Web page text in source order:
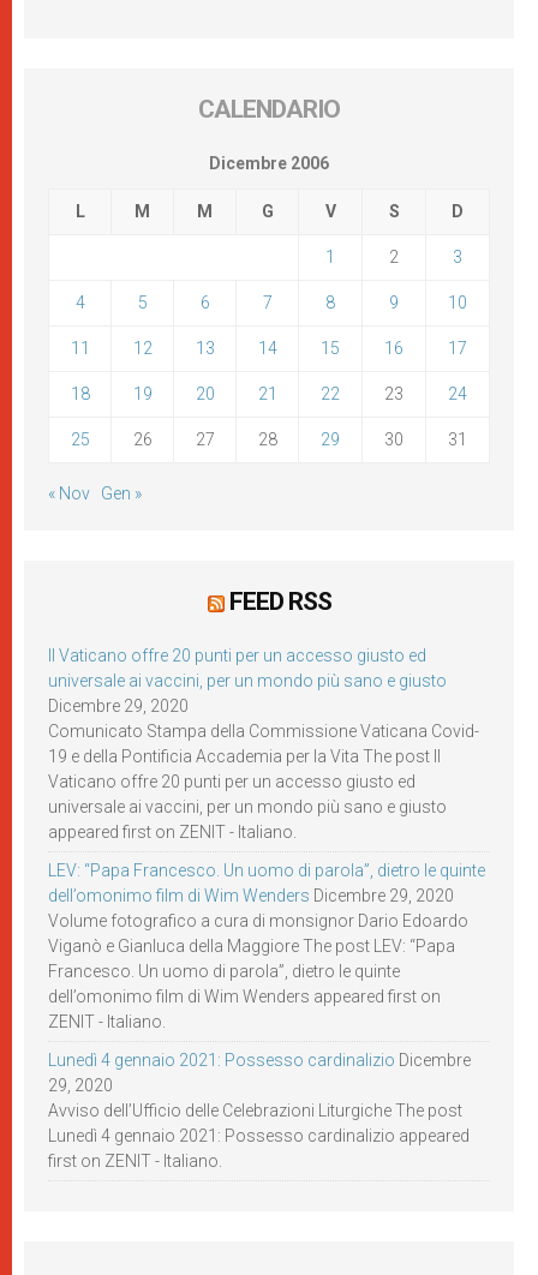
CALENDARIO
Dicembre 2006
L M M G V S D
1 2 3
4 5 6 7 8 9 10
11 12 13 14 15 16 17
18 19 20 21 22 23 24
25 26 27 28 29 30 31
« Nov Gen »
FEED RSS
Il Vaticano offre 20 punti per un accesso giusto ed
universale ai vaccini, per un mondo più sano e giusto
Dicembre 29, 2020
Comunicato Stampa della Commissione Vaticana Covid-
19 e della Pontificia Accademia per la Vita The post Il
Vaticano offre 20 punti per un accesso giusto ed
universale ai vaccini, per un mondo più sano e giusto
appeared first on ZENIT - Italiano.
LEV: “Papa Francesco. Un uomo di parola”, dietro le quinte
dell’omonimo film di Wim Wenders Dicembre 29, 2020
Volume fotografico a cura di monsignor Dario Edoardo
Viganò e Gianluca della Maggiore The post LEV: “Papa
Francesco. Un uomo di parola”, dietro le quinte
dell’omonimo film di Wim Wenders appeared first on
ZENIT - Italiano.
Lunedì 4 gennaio 2021: Possesso cardinalizio Dicembre
29, 2020
Avviso dell’Ufficio delle Celebrazioni Liturgiche The post
Lunedì 4 gennaio 2021: Possesso cardinalizio appeared
first on ZENIT - Italiano.